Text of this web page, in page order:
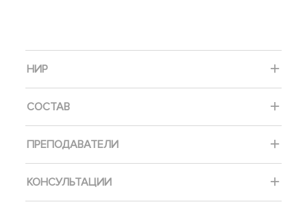
НИР
СОСТАВ
ПРЕПОДАВАТЕЛИ
КОНСУЛЬТАЦИИ